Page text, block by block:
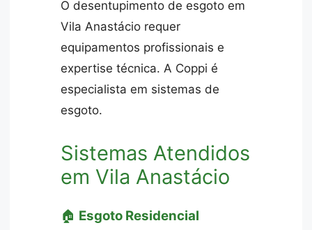
O desentupimento de esgoto em
Vila Anastácio requer
equipamentos profissionais e
expertise técnica. A Coppi é
especialista em sistemas de
esgoto.
Sistemas Atendidos
em Vila Anastácio
🏠 Esgoto Residencial